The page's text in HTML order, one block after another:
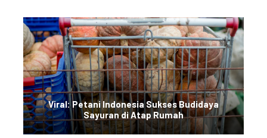
Viral: Petani Indonesia Sukses Budidaya
Sayuran di Atap Rumah